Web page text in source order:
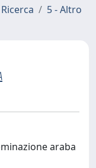
5 - Altro
araba